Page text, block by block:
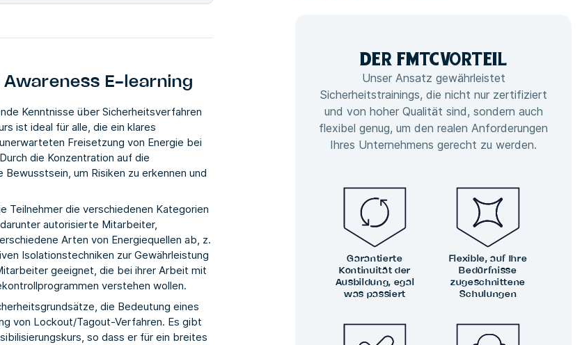
E-learning
Kenntnisse über Sicherheitsverfahren
ist ideal für alle, die ein klares
Freisetzung von Energie bei
die Konzentration auf die
um Risiken zu erkennen und
Teilnehmer die verschiedenen Kategorien
autorisierte Mitarbeiter,
Arten von Energiequellen ab, z.
Isolationstechniken zur Gewährleistung
geeignet, die bei ihrer Arbeit mit
verstehen wollen.
die Bedeutung eines
von Lockout/Tagout-Verfahren. Es gibt
so dass er für ein breites
DER FMTCVORTEIL
Unser Ansatz gewährleistet
Sicherheitstrainings, die nicht nur zertifiziert
und von hoher Qualität sind, sondern auch
flexibel genug, um den realen Anforderungen
Ihres Unternehmens gerecht zu werden.
Garantierte
Kontinuität der
Ausbildung, egal
was passiert
Flexible, auf Ihre
Bedürfnisse
zugeschnittene
Schulungen